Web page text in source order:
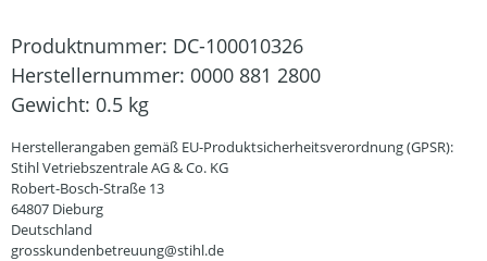
Produktnummer: DC-100010326
Herstellernummer: 0000 881 2800
Gewicht: 0.5 kg
Herstellerangaben gemäß EU-Produktsicherheitsverordnung (GPSR):
Stihl Vetriebszentrale AG & Co. KG
Robert-Bosch-Straße 13
64807 Dieburg
Deutschland
grosskundenbetreuung@stihl.de